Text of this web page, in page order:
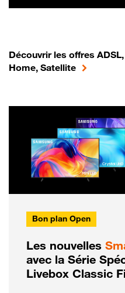
Découvrir les offres
Home, Satellite
Bon plan Open
Les nouvelles
avec la Série
Livebox Classic